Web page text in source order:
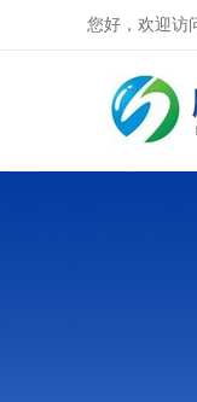
您好，欢迎访